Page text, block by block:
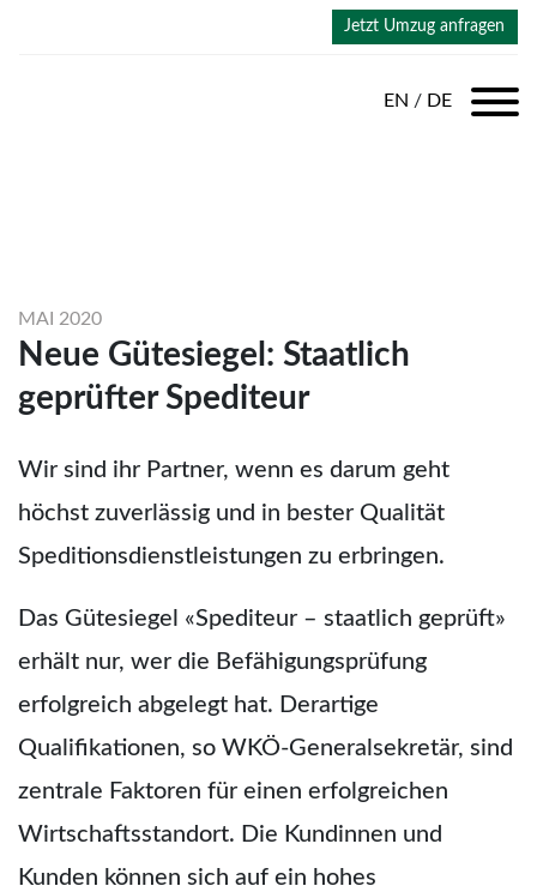
Jetzt Umzug anfragen
EN / DE
MAI 2020
Neue Gütesiegel: Staatlich
geprüfter Spediteur
Wir sind ihr Partner, wenn es darum geht
höchst zuverlässig und in bester Qualität
Speditionsdienstleistungen zu erbringen.
Das Gütesiegel «Spediteur – staatlich geprüft»
erhält nur, wer die Befähigungsprüfung
erfolgreich abgelegt hat. Derartige
Qualifikationen, so WKÖ-Generalsekretär, sind
zentrale Faktoren für einen erfolgreichen
Wirtschaftsstandort. Die Kundinnen und
Kunden können sich auf ein hohes